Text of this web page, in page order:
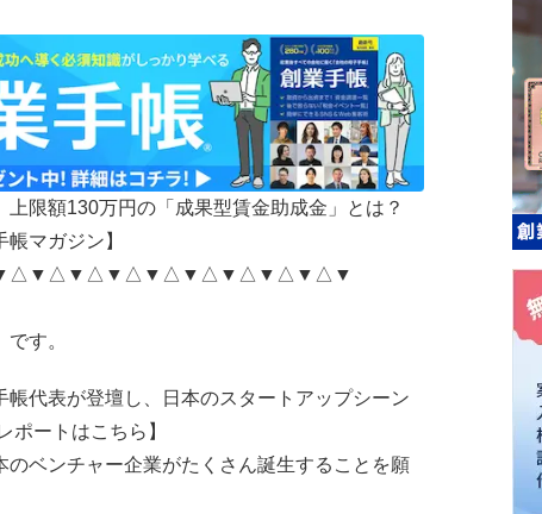
上限額130万円の「成果型賃金助成金」とは？
マガジン】
す。
代表が登壇し、日本のスタートアップシーン
ポートはこちら】
ベンチャー企業がたくさん誕生することを願